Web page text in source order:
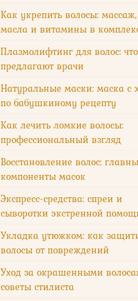
Как укрепить волосы: массаж,
масла и витамины в
Плазмолифтинг для волос: что
предлагают врачи
Натуральные маски: маска с
по бабушкиному рецепту
Как лечить ломкие волосы:
профессиональный взгляд
Восстановление волос:
компоненты масок
Экспресс-средства: спреи и
сыворотки экстренной
Укладка утюжком: как
волосы от повреждений
Уход за окрашенными
советы стилиста